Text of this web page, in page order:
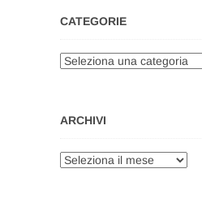
CATEGORIE
Categorie
ARCHIVI
Archivi